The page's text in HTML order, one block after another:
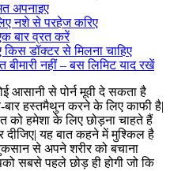
अपनाइए
नशे से परहेज करिए
बार व्रत करें
डॉक्टर से मिलना चाहिए
नहीं – बस लिमिट याद रखें
से पोर्न मूवी दे सकता है
हस्तमैथुन करने के लिए काफी है|
हमेशा के लिए छोड़ना चाहते हैं
यह बात कहने में मुश्किल है
से अपने शरीर को बचाना
सबसे पहले छोड़ ही होगी जो कि